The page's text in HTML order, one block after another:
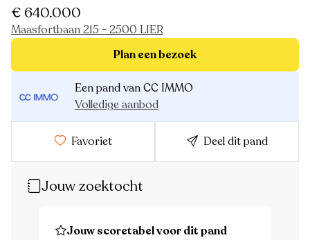
€ 640.000
Maasfortbaan 215 - 2500 LIER
Plan een bezoek
Een pand van CC IMMO
Volledige aanbod
Favoriet Deel dit pand
Jouw zoektocht
Jouw scoretabel voor dit pand